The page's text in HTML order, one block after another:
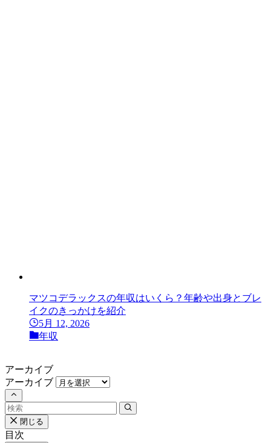
マツコデラックスの年収はいくら？年齢や出身とブレ
イクのきっかけを紹介
5月 12, 2026
年収
アーカイブ
アーカイブ
閉じる
目次